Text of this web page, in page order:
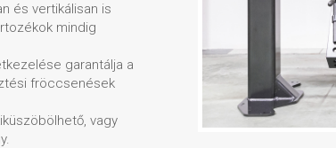
és vertikálisan is
mindig
garantálja a
fröccsenések
vagy